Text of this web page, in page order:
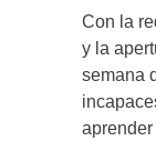
Con la
y la
semana